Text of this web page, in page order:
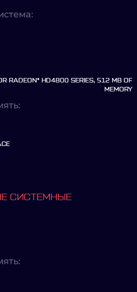
RADEON® HD4800 SERIES, 512 MB OF
MEMORY
СИСТЕМНЫЕ